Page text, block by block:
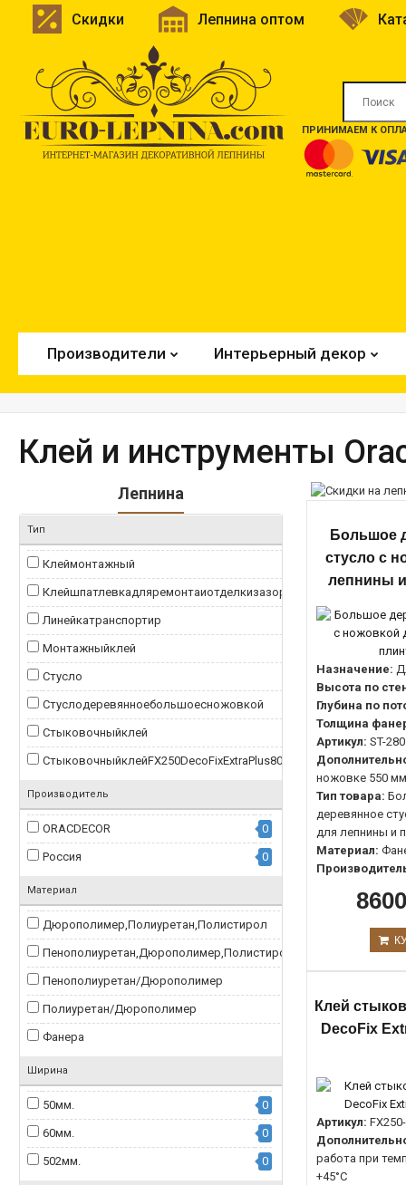
Скидки Лепнина оптом
ПРИНИМАЕМ К
Производители Интерьерный декор
Клей и инструменты
Лепнина
Тип
Клеймонтажный
Клейшпатлевкадляремонтаиотделкизазоров
Линейкатранспортир
Монтажныйклей
Стусло
Стуслодеревянноебольшоесножовкой
Стыковочныйклей
СтыковочныйклейFX250DecoFixExtraPlus80мл
Производитель
ORACDECOR 0
Россия 0
Материал
Дюрополимер,Полиуретан,Полистирол
Пенополиуретан,Дюрополимер,Полистирол
Пенополиуретан/Дюрополимер
Полиуретан/Дюрополимер
Фанера
Ширина
50мм. 0
60мм. 0
502мм. 0
Большое
стусло с
лепнины
Назначение:
Высота по
Глубина по
Толщина
Артикул: ST-280
ножовке 550 мм
Тип товара:
деревянное
для лепнины и
Материал:
Клей
DecoFix
Артикул:
работа при
+45°C